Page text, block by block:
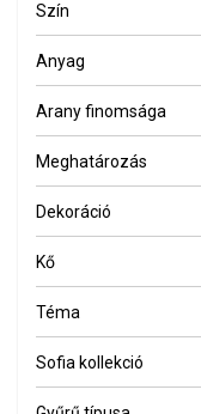
Szín
Anyag
Arany finomsága
Meghatározás
Dekoráció
Kő
Téma
Sofia kollekció